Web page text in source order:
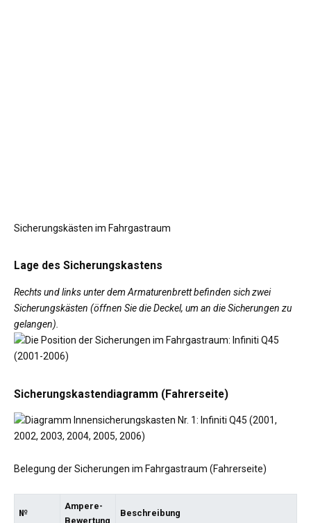
Sicherungskästen im Fahrgastraum
Lage des Sicherungskastens
Rechts und links unter dem Armaturenbrett befinden sich zwei
Sicherungskästen (öffnen Sie die Deckel, um an die Sicherungen zu
gelangen).
Sicherungskastendiagramm (Fahrerseite)
Belegung der Sicherungen im Fahrgastraum (Fahrerseite)
№
Ampere-
Bewertung
Beschreibung